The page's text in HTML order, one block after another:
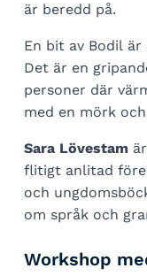
är beredd på.
En bit av Bodil
Det är en
personer där
med en mörk
Sara Lövestam
flitigt anlitad
och
om språk och
Workshop